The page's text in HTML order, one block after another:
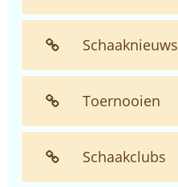
Schaaknieuws
Toernooien
Schaakclubs